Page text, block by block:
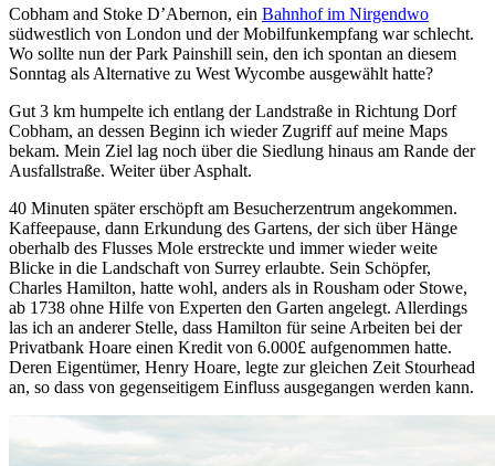
Cobham and Stoke D’Abernon, ein Bahnhof im Nirgendwo
südwestlich von London und der Mobilfunkempfang war schlecht.
Wo sollte nun der Park Painshill sein, den ich spontan an diesem
Sonntag als Alternative zu West Wycombe ausgewählt hatte?
Gut 3 km humpelte ich entlang der Landstraße in Richtung Dorf
Cobham, an dessen Beginn ich wieder Zugriff auf meine Maps
bekam. Mein Ziel lag noch über die Siedlung hinaus am Rande der
Ausfallstraße. Weiter über Asphalt.
40 Minuten später erschöpft am Besucherzentrum angekommen.
Kaffeepause, dann Erkundung des Gartens, der sich über Hänge
oberhalb des Flusses Mole erstreckte und immer wieder weite
Blicke in die Landschaft von Surrey erlaubte. Sein Schöpfer,
Charles Hamilton, hatte wohl, anders als in Rousham oder Stowe,
ab 1738 ohne Hilfe von Experten den Garten angelegt. Allerdings
las ich an anderer Stelle, dass Hamilton für seine Arbeiten bei der
Privatbank Hoare einen Kredit von 6.000£ aufgenommen hatte.
Deren Eigentümer, Henry Hoare, legte zur gleichen Zeit Stourhead
an, so dass von gegenseitigem Einfluss ausgegangen werden kann.